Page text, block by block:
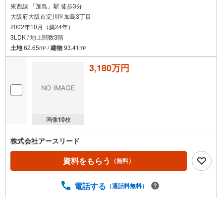
東西線 「加島」駅 徒歩3分
大阪府大阪市淀川区加島3丁目
2002年10月（築24年）
3LDK / 地上階数3階
土地62.65m2 /建物93.41m2
画像10枚
3,180万円
株式会社アースリード
資料をもらう （無料）
電話する （通話料無料）